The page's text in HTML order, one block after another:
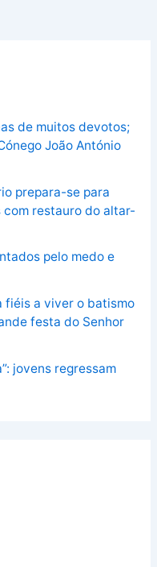
de muitos devotos;
João António
prepara-se para
restauro do altar-
pelo medo e
fiéis a viver o batismo
festa do Senhor
jovens regressam